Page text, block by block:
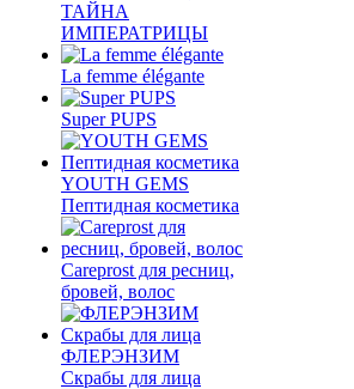
ТАЙНА
ИМПЕРАТРИЦЫ
La femme élégante
Super PUPS
YOUTH GEMS
Пептидная косметика
Careprost для ресниц,
бровей, волос
ФЛЕРЭНЗИМ
Скрабы для лица